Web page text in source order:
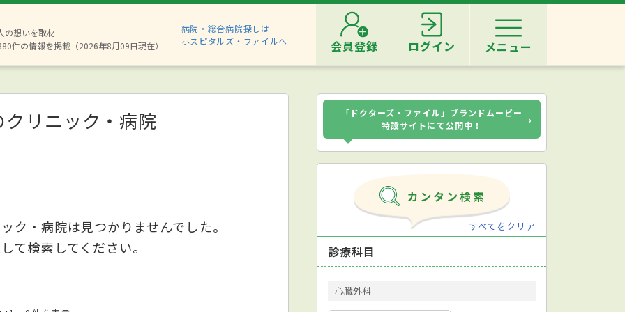
の想いを取材
件の情報を掲載（2026年8月09日現在）
病院・総合病院探しは
ホスピタルズ・ファイルへ
会員登録 ログイン メニュー
クリニック・病院
ク・病院は見つかりませんでした。
て検索してください。
「ドクターズ・ファイル」ブランドムービー
特設サイトにて公開中！
›
すべてをクリア
診療科目
心臓外科